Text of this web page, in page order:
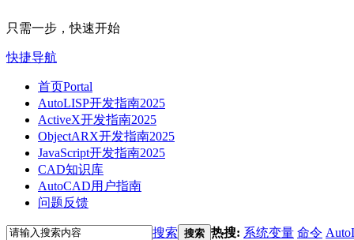
只需一步，快速开始
快捷导航
首页Portal
AutoLISP开发指南2025
ActiveX开发指南2025
ObjectARX开发指南2025
JavaScript开发指南2025
CAD知识库
AutoCAD用户指南
问题反馈
搜索 搜索 热搜: 系统变量 命令